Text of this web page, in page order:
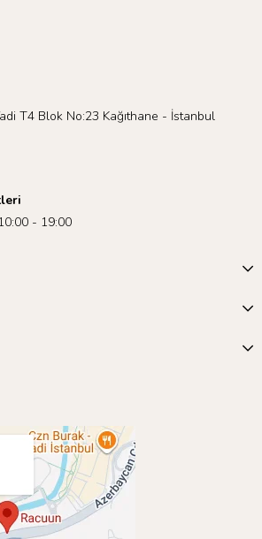
T4 Blok No:23 Kağıthane - İstanbul
- 19:00